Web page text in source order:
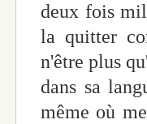
deux fois
la quitter
n'être plus
dans sa
même où